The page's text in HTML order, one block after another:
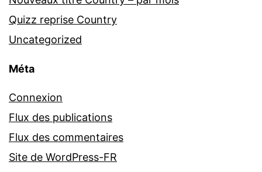
Quizz reprise Country
Uncategorized
Méta
Connexion
Flux des publications
Flux des commentaires
Site de WordPress-FR